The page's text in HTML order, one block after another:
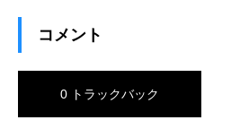
コメント
0 トラックバック